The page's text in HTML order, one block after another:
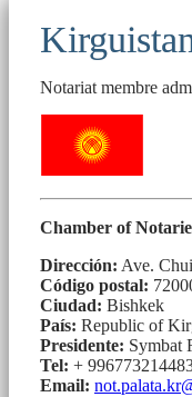
Notariat membre
Chamber of
Dirección: Ave.
Código postal:
Ciudad: Bishkek
País: Republic of
Presidente: Symbat
Tel: +
Email: